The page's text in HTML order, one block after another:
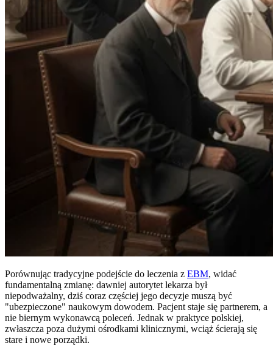
Porównując tradycyjne podejście do leczenia z EBM, widać
fundamentalną zmianę: dawniej autorytet lekarza był
niepodważalny, dziś coraz częściej jego decyzje muszą być
"ubezpieczone" naukowym dowodem. Pacjent staje się partnerem, a
nie biernym wykonawcą poleceń. Jednak w praktyce polskiej,
zwłaszcza poza dużymi ośrodkami klinicznymi, wciąż ścierają się
stare i nowe porządki.